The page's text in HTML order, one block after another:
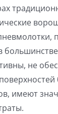
не
имеют